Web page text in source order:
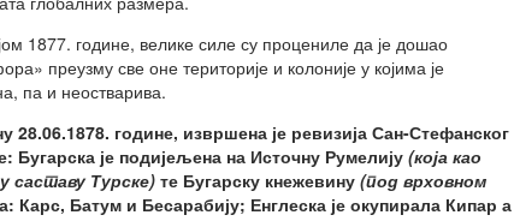
1877. године, велике силе су процениле да је дошао
преузму све оне територије и колоније у којима је
па и неостварива.
28.06.1878. године, извршена је ревизија Сан-Стефанског
Бугарска је подијељена на Источну Румелију (која као
саставу Турске) те Бугарску кнежевину (под врховном
Карс, Батум и Бесарабију; Енглеска је окупирала Кипар а